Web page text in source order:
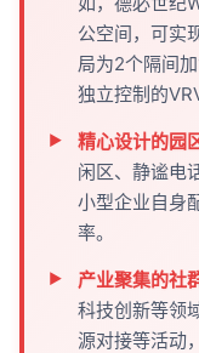
公空间，可实
局为2个隔间
独立控制的
精心设计的园
闲区、静谧电
小型企业自身
率。
产业聚集的社
科技创新等领
源对接等活动